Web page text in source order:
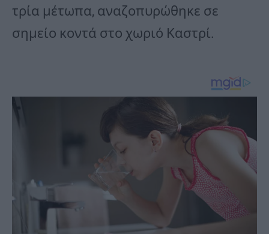
τρία μέτωπα, αναζοπυρώθηκε σε
σημείο κοντά στο χωριό Καστρί.